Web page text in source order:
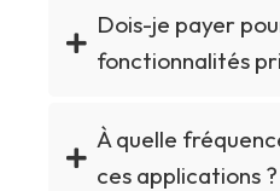
Dois-je payer
fonctionnalités
À quelle
ces applications ?